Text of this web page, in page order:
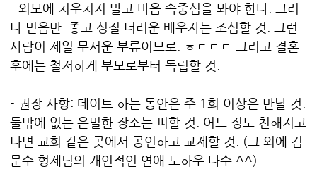
- 외모에 치우치지 말고 마음 속중심을 봐야 한다. 그러
나 믿음만 좋고 성질 더러운 배우자는 조심할 것. 그런
사람이 제일 무서운 부류이므로. ㅎㄷㄷㄷ 그리고 결혼
후에는 철저하게 부모로부터 독립할 것.
- 권장 사항: 데이트 하는 동안은 주 1회 이상은 만날 것.
둘밖에 없는 은밀한 장소는 피할 것. 어느 정도 친해지고
나면 교회 같은 곳에서 공인하고 교제할 것. (그 외에 김
문수 형제님의 개인적인 연애 노하우 다수 ^^)